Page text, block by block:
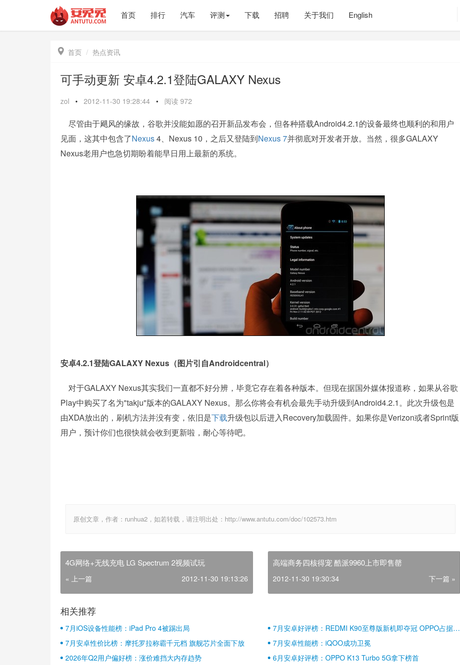
首页 排行 汽车 评测 下载 招聘 关于我们 English
 首页 热点资讯
可手动更新 安卓4.2.1登陆GALAXY Nexus
zol • 2012-11-30 19:28:44 • 阅读 972
尽管由于飓风的缘故，谷歌并没能如愿的召开新品发布会，但各种搭载Android4.2.1的设备最终也顺利的和用户
见面，这其中包含了Nexus4、Nexus 10，之后又登陆到Nexus 7并彻底对开发者开放。当然，很多GALAXY
Nexus老用户也急切期盼着能早日用上最新的系统。
安卓4.2.1登陆GALAXY Nexus（图片引自Androidcentral）
对于GALAXY Nexus其实我们一直都不好分辨，毕竟它存在着各种版本。但现在据国外媒体报道称，如果从谷歌
Play中购买了名为"takju"版本的GALAXY Nexus。那么你将会有机会最先手动升级到Android4.2.1。此次升级包是
由XDA放出的，刷机方法并没有变，依旧是下载升级包以后进入Recovery加载固件。如果你是Verizon或者Sprint版
用户，预计你们也很快就会收到更新啦，耐心等待吧。
原创文章，作者：runhua2，如若转载，请注明出处：http://www.antutu.com/doc/102573.htm
4G网络+无线充电 LG Spectrum 2视频试玩
« 上一篇 2012-11-30 19:13:26
高端商务四核得宠 酷派9960上市即售罄
2012-11-30 19:30:34 下一篇 »
相关推荐
7月iOS设备性能榜：iPad Pro 4被踢出局
7月安卓好评榜：REDMI K90至尊版新机即夺冠 OPPO占据半
壁江山
7月安卓性价比榜：摩托罗拉称霸千元档 旗舰芯片全面下放
7月安卓性能榜：iQOO成功卫冕
2026年Q2用户偏好榜：涨价难挡大内存趋势
6月安卓好评榜：OPPO K13 Turbo 5G拿下榜首